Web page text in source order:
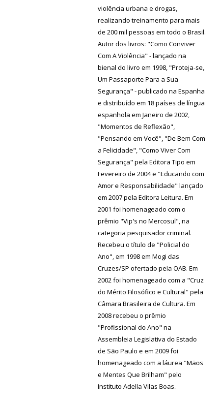
violência urbana e drogas,
realizando treinamento para mais
de 200 mil pessoas em todo o Brasil.
Autor dos livros: "Como Conviver
Com A Violência" - lançado na
bienal do livro em 1998, "Proteja-se,
Um Passaporte Para a Sua
Segurança" - publicado na Espanha
e distribuído em 18 países de língua
espanhola em Janeiro de 2002,
"Momentos de Reflexão",
"Pensando em Você", "De Bem Com
a Felicidade", "Como Viver Com
Segurança" pela Editora Tipo em
Fevereiro de 2004 e "Educando com
Amor e Responsabilidade" lançado
em 2007 pela Editora Leitura. Em
2001 foi homenageado com o
prêmio "Vip's no Mercosul", na
categoria pesquisador criminal.
Recebeu o título de "Policial do
Ano", em 1998 em Mogi das
Cruzes/SP ofertado pela OAB. Em
2002 foi homenageado com a "Cruz
do Mérito Filosófico e Cultural" pela
Câmara Brasileira de Cultura. Em
2008 recebeu o prêmio
"Profissional do Ano" na
Assembleia Legislativa do Estado
de São Paulo e em 2009 foi
homenageado com a láurea "Mãos
e Mentes Que Brilham" pelo
Instituto Adella Vilas Boas.